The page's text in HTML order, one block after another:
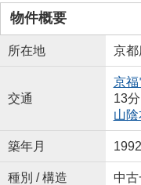
物件概要
所在地 京都
交通
京福
13分
山
築年月
種別 / 構造 中